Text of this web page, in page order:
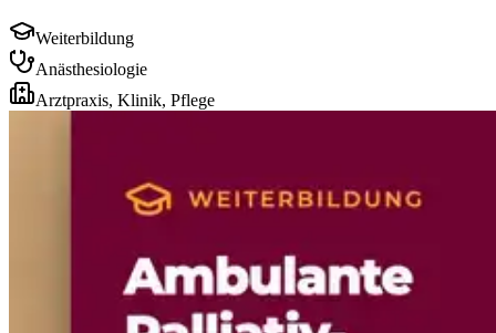
Weiterbildung
Anästhesiologie
Arztpraxis, Klinik, Pflege